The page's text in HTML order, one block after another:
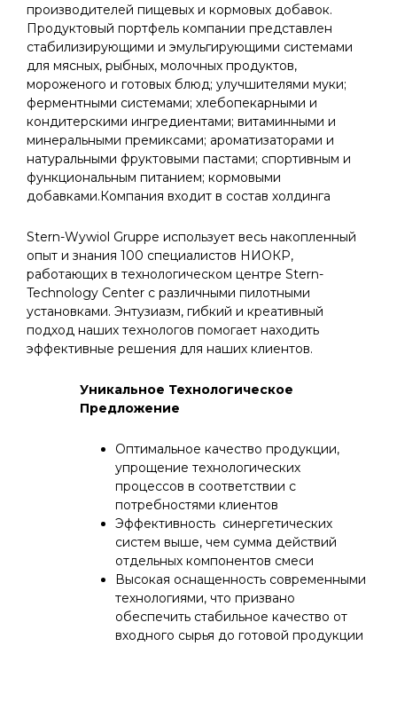
производителей пищевых и кормовых добавок.
Продуктовый портфель компании представлен
стабилизирующими и эмульгирующими системами
для мясных, рыбных, молочных продуктов,
мороженого и готовых блюд; улучшителями муки;
ферментными системами; хлебопекарными и
кондитерскими ингредиентами; витаминными и
минеральными премиксами; ароматизаторами и
натуральными фруктовыми пастами; спортивным и
функциональным питанием; кормовыми
добавками.Компания входит в состав холдинга
Stern-Wywiol Gruppe использует весь накопленный
опыт и знания 100 специалистов НИОКР,
работающих в технологическом центре Stern-
Technology Center с различными пилотными
установками. Энтузиазм, гибкий и креативный
подход наших технологов помогает находить
эффективные решения для наших клиентов.
Уникальное Технологическое
Предложение
Оптимальное качество продукции,
упрощение технологических
процессов в соответствии с
потребностями клиентов
Эффективность синергетических
систем выше, чем сумма действий
отдельных компонентов смеси
Высокая оснащенность современными
технологиями, что призвано
обеспечить стабильное качество от
входного сырья до готовой продукции